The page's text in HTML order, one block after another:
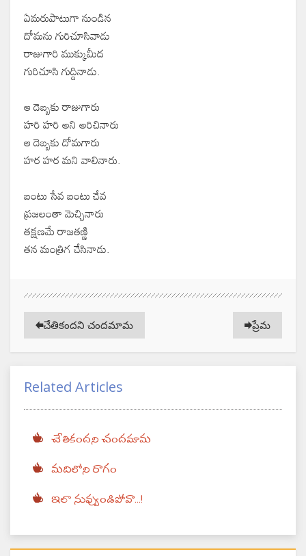
ఏమరుపాటుగా నుండిన
దోమను గురిచూసివాడు
రాజుగారి ముక్కుమీద
గురిచూసి గుద్దినాడు.
ఆ దెబ్బకు రాజుగారు
హరి హరి అని అరిచినారు
ఆ దెబ్బకు దోమగారు
హర హర మని వాలినారు.
బంటు సేవ బంటు చేవ
ప్రజలంతా మెచ్చినారు
తక్షణమే రాజతణ్ణి
తన మంత్రిగ చేసినాడు.
చేతికందని చందమామ ప్రేమ
Related Articles
చేతికందని చందమామ
మదిలోని రాగం
ఇలా నువ్వుండిపోవా...!